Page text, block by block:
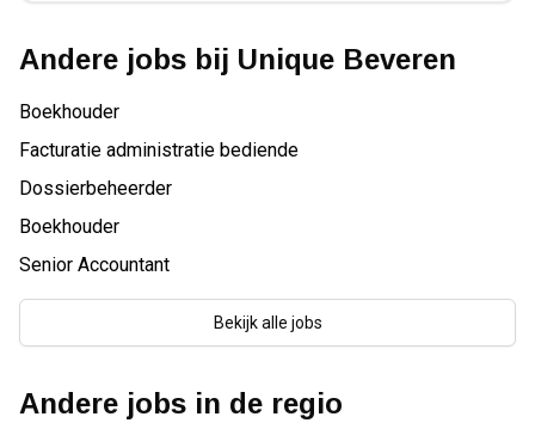
Andere jobs bij Unique Beveren
Boekhouder
Facturatie administratie bediende
Dossierbeheerder
Boekhouder
Senior Accountant
Bekijk alle jobs
Andere jobs in de regio